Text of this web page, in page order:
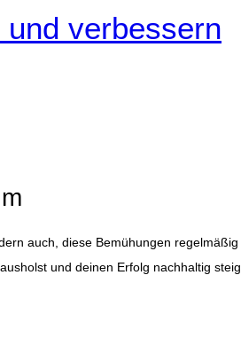
verbessern
auch, diese Bemühungen
und deinen Erfolg nachhaltig